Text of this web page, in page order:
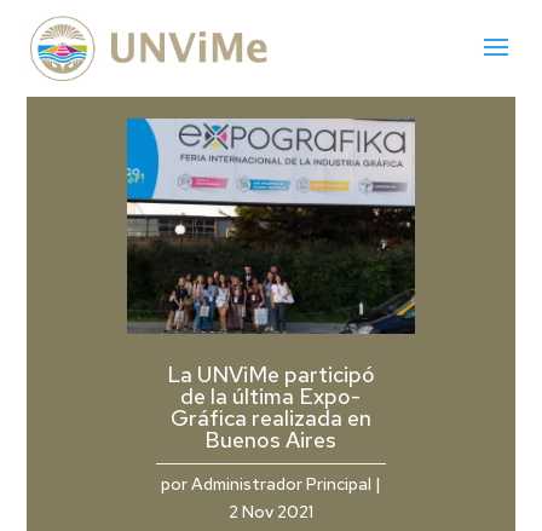
La UNViMe participó
de la última Expo-
Gráfica realizada en
Buenos Aires
porAdministrador Principal |
2 Nov 2021